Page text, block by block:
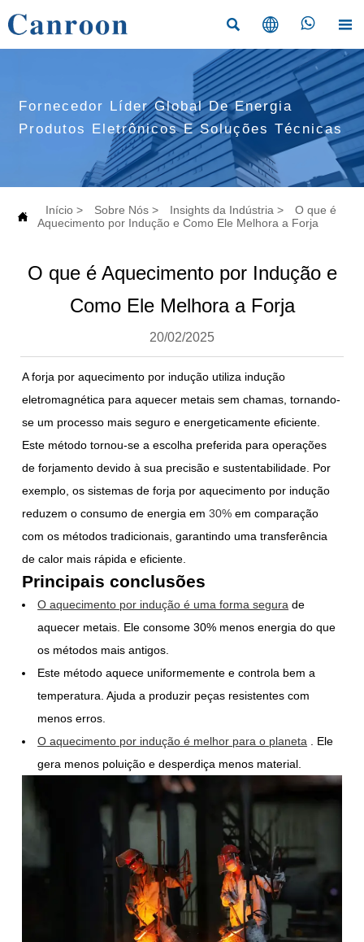
   
Fornecedor Líder Global De Energia
Produtos Eletrônicos E Soluções Técnicas
 Início > Sobre Nós > Insights da Indústria >
O que é
Aquecimento por Indução e Como Ele Melhora a Forja
O que é Aquecimento por Indução e
Como Ele Melhora a Forja
20/02/2025
A forja por aquecimento por indução utiliza indução
eletromagnética para aquecer metais sem chamas, tornando-
se um processo mais seguro e energeticamente eficiente.
Este método tornou-se a escolha preferida para operações
de forjamento devido à sua precisão e sustentabilidade. Por
exemplo, os sistemas de forja por aquecimento por indução
reduzem o consumo de energia em 30% em comparação
com os métodos tradicionais, garantindo uma transferência
de calor mais rápida e eficiente.
Principais conclusões
O aquecimento por indução é uma forma segura de
aquecer metais. Ele consome 30% menos energia do que
os métodos mais antigos.
Este método aquece uniformemente e controla bem a
temperatura. Ajuda a produzir peças resistentes com
menos erros.
O aquecimento por indução é melhor para o planeta
. Ele
gera menos poluição e desperdiça menos material.